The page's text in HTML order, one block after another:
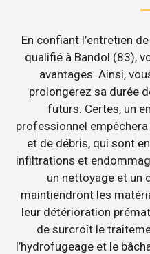
En confiant l’entretien
qualifié à Bandol (83),
avantages. Ainsi,
prolongerez sa durée
futurs. Certes, un
professionnel
et de débris, qui sont
infiltrations et
un nettoyage et un
maintiendront les
leur détérioration
de surcroît le
l’hydrofugeage et le